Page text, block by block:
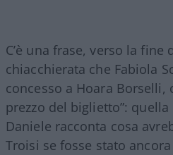
C’è una frase, verso la fine
chiacchierata che Fabiola
concesso a Hoara Borselli,
prezzo del biglietto”:
Daniele racconta cosa
Troisi se fosse stato